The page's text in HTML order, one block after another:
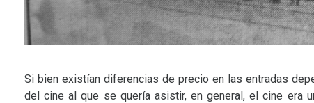
Si bien existían diferencias de precio en las entradas
del cine al que se quería asistir, en general, el cine era